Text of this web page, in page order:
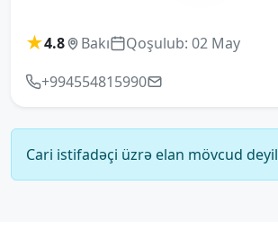
★4.8 Bakı
Qoşulub: 02 May
+994554815990
Cari istifadəçi üzrə elan mövcud deyil